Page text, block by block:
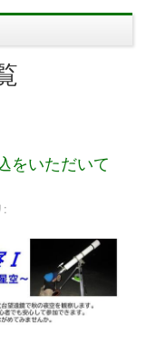
をいただいて
: